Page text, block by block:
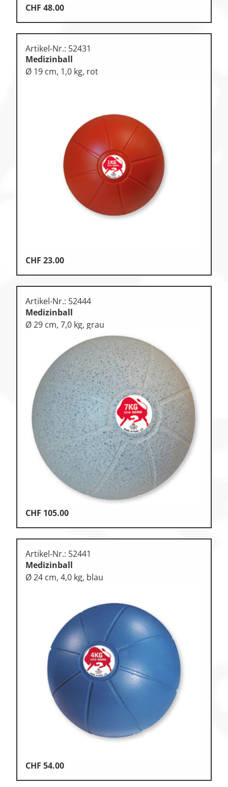
CHF 48.00
Artikel-Nr.: 52431
Medizinball
Ø 19 cm, 1,0 kg, rot
CHF 23.00
Artikel-Nr.: 52444
Medizinball
Ø 29 cm, 7,0 kg, grau
CHF 105.00
Artikel-Nr.: 52441
Medizinball
Ø 24 cm, 4,0 kg, blau
CHF 54.00